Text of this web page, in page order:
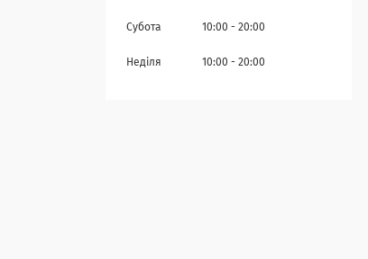
Субота 10:00 20:00
Неділя 10:00 20:00